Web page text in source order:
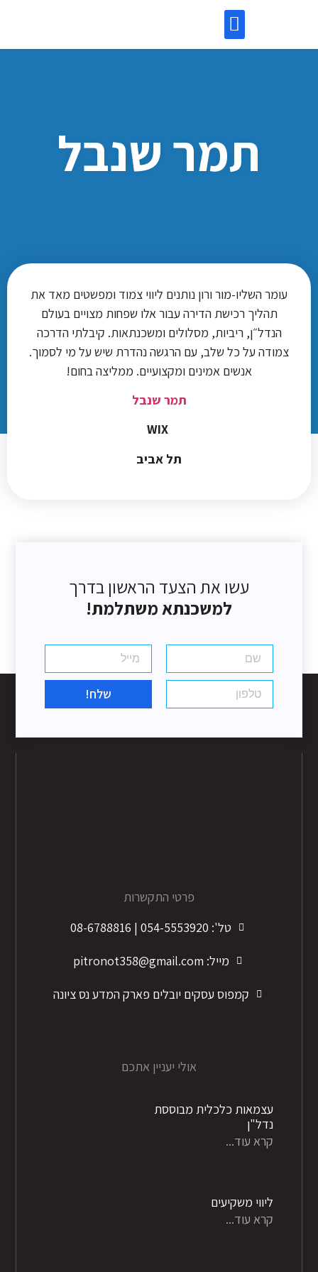
תמר שנבל
עומר השליו-מור ורון נותנים ליווי צמוד ומפשטים מאד את
תהליך רכישת הדירה עבור אלו שפחות מצויים בעולם
הנדל״ן, ריביות, מסלולים ומשכנתאות. קיבלתי הדרכה
צמודה על כל שלב, עם הרגשה נהדרת שיש על מי לסמוך.
אנשים אמינים ומקצועיים. ממליצה בחום!
תמר שנבל
WIX
תל אביב
עשו את הצעד הראשון בדרך
למשכנתא משתלמת!
שלח!
פרטי התקשרות
טל': 054-5553920 | 08-6788816
מייל: pitronot358@gmail.com
קמפוס עסקים יובלים פארק המדע נס ציונה
אולי יעניין אתכם
עצמאות כלכלית מבוססת
נדל"ן
קרא עוד...
ליווי משקיעים
קרא עוד...